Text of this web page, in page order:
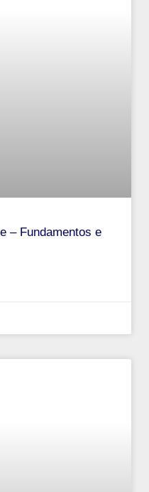
– Fundamentos e